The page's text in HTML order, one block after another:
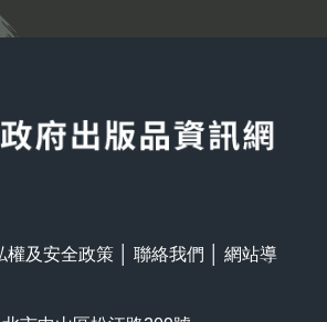
權及安全政策 聯絡我們
網站導